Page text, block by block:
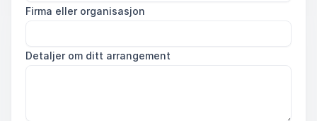
Firma eller organisasjon
Detaljer om ditt arrangement